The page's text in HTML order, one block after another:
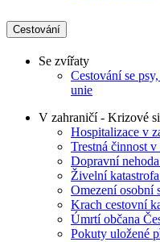
Cestování
Se zvířaty
Cestování se
unie
V zahraničí - Krizové
Hospitalizace v
Trestná činnost
Dopravní
Živelní
Omezení osobní
Krach cestovní
Úmrtí občana
Pokuty uložené